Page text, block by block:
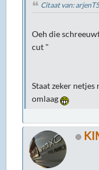
Citaat van:
Oeh die
cut "
Staat zeker netjes
omlaag